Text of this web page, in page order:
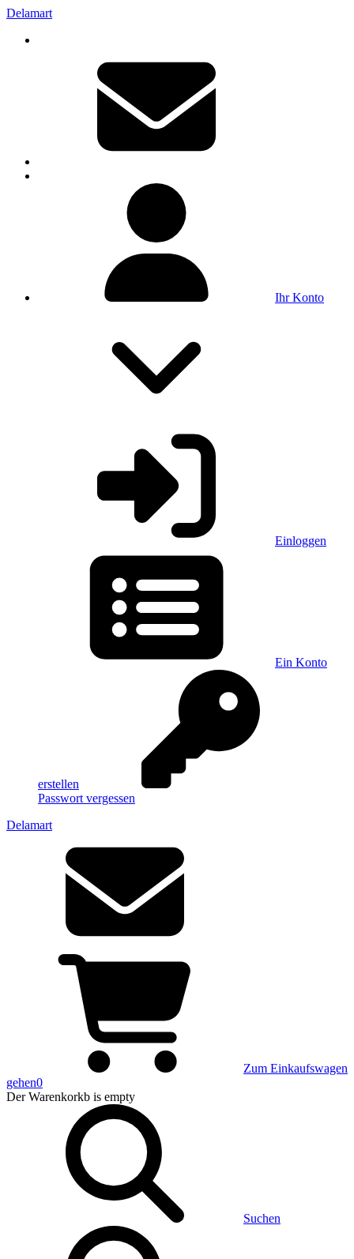
Delamart
Ihr Konto
Einloggen
Ein Konto
erstellen
Passwort vergessen
Delamart
Zum Einkaufswagen
gehen0
Der Warenkorkb is empty
Suchen